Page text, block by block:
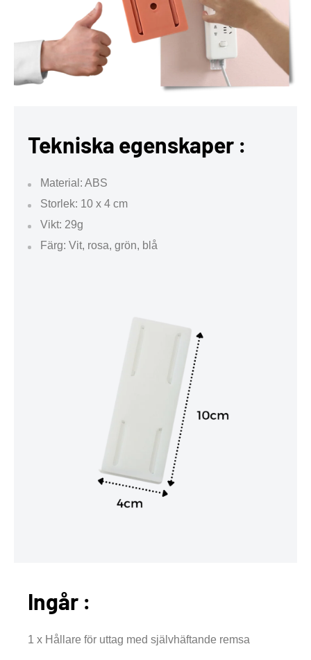
Tekniska egenskaper :
Material: ABS
Storlek: 10 x 4 cm
Vikt: 29g
Färg: Vit, rosa, grön, blå
Ingår :
1 x Hållare för uttag med självhäftande remsa